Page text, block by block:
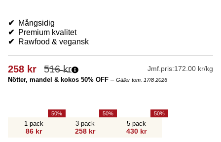
✔
Mångsidig
✔
Premium kvalitet
✔
Rawfood & vegansk
516kr
258 kr Jmf.pris:172.00 kr/kg
Nötter, mandel & kokos 50% OFF – Gäller tom. 17/8 2026
1-pack
86 kr
50
3-pack
258 kr
50
5-pack
430 kr
50